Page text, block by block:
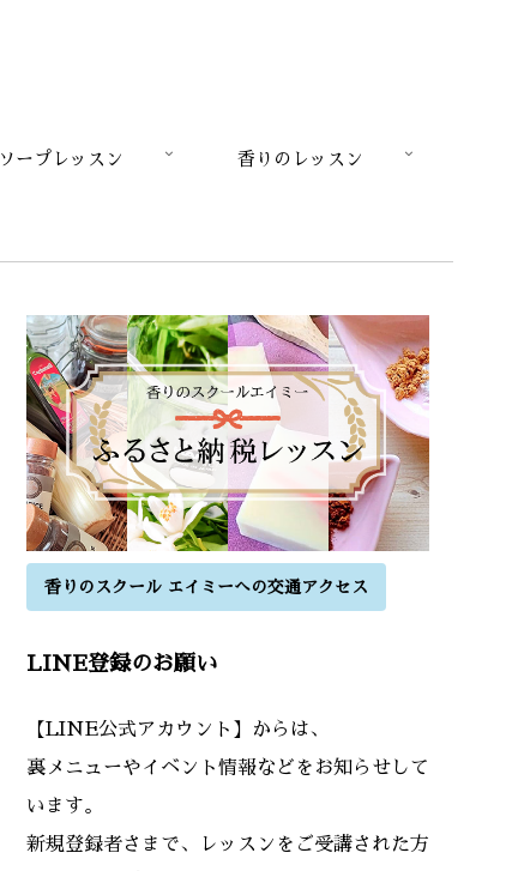
ソープレッスン 香りのレッスン
香りのスクール エイミーへの交通アクセス
LINE登録のお願い
【LINE公式アカウント】からは、
裏メニューやイベント情報などをお知らせして
います。
新規登録者さまで、レッスンをご受講された方